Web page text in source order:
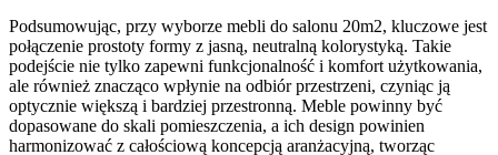
Podsumowując, przy wyborze mebli do salonu 20m2, kluczowe jest
połączenie prostoty formy z jasną, neutralną kolorystyką. Takie
podejście nie tylko zapewni funkcjonalność i komfort użytkowania,
ale również znacząco wpłynie na odbiór przestrzeni, czyniąc ją
optycznie większą i bardziej przestronną. Meble powinny być
dopasowane do skali pomieszczenia, a ich design powinien
harmonizować z całościową koncepcją aranżacyjną, tworząc